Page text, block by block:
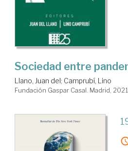
Sociedad entre
Llano, Juan del; Camprubí, Lino
Fundación Gaspar Casal. Madrid, 2021